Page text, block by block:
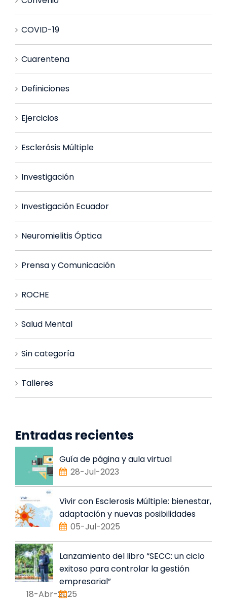
COVID-19
Cuarentena
Definiciones
Ejercicios
Esclerósis Múltiple
Investigación
Investigación Ecuador
Neuromielitis Óptica
Prensa y Comunicación
ROCHE
Salud Mental
Sin categoría
Talleres
Entradas recientes
Guía de página y aula virtual
28-Jul-2023
Vivir con Esclerosis Múltiple: bienestar,
adaptación y nuevas posibilidades
05-Jul-2025
Lanzamiento del libro “SECC: un ciclo
exitoso para controlar la gestión
empresarial”
18-Abr-2025